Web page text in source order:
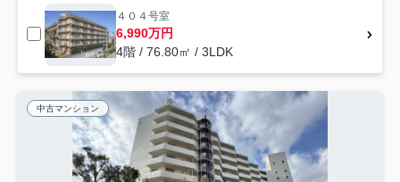
４０４号室
6,990万円
4階 / 76.80㎡ / 3LDK
中古マンション